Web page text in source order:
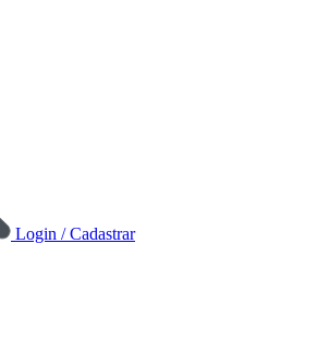
Login / Cadastrar